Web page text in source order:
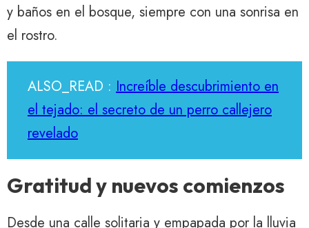
y baños en el bosque, siempre con una sonrisa en
el rostro.
ALSO_READ : Increíble descubrimiento en
el tejado: el secreto de un perro callejero
revelado
Gratitud y nuevos comienzos
Desde una calle solitaria y empapada por la lluvia